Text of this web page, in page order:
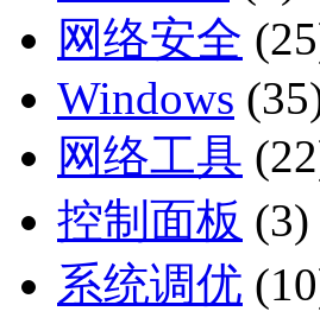
网络安全
Windows
网络工具
控制面板 (3)
系统调优